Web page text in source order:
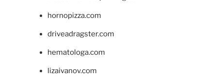
hornopizza.com
driveadragster.com
hematologa.com
lizaivanov.com